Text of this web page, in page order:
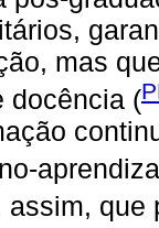
mas
docência (
assim, que